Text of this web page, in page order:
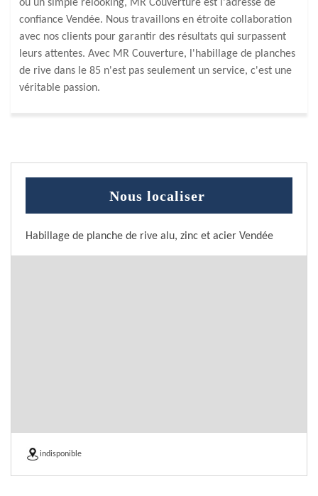
ou un simple relooking, MR Couverture est l'adresse de
confiance Vendée. Nous travaillons en étroite collaboration
avec nos clients pour garantir des résultats qui surpassent
leurs attentes. Avec MR Couverture, l'habillage de planches
de rive dans le 85 n'est pas seulement un service, c'est une
véritable passion.
Nous localiser
Habillage de planche de rive alu, zinc et acier Vendée
indisponible